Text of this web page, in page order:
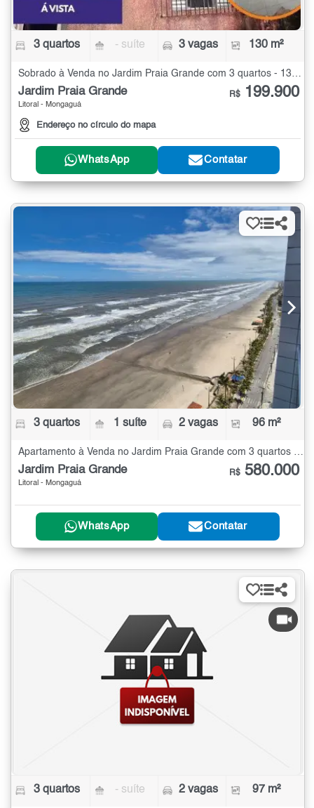
3 quartos - suíte 3 vagas 130 m²
Jardim Praia Grande
Litoral - Mongaguá
Endereço no círculo do mapa
R$ 199.900
WhatsApp Contatar
3 quartos 1 suíte 2 vagas 96 m²
Jardim Praia Grande
Litoral - Mongaguá
R$ 580.000
WhatsApp Contatar
3 quartos - suíte 2 vagas 97 m²